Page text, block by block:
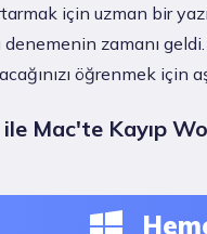
için uzman bir
denemenin zamanı
öğrenmek için
Mac'te Kayıp